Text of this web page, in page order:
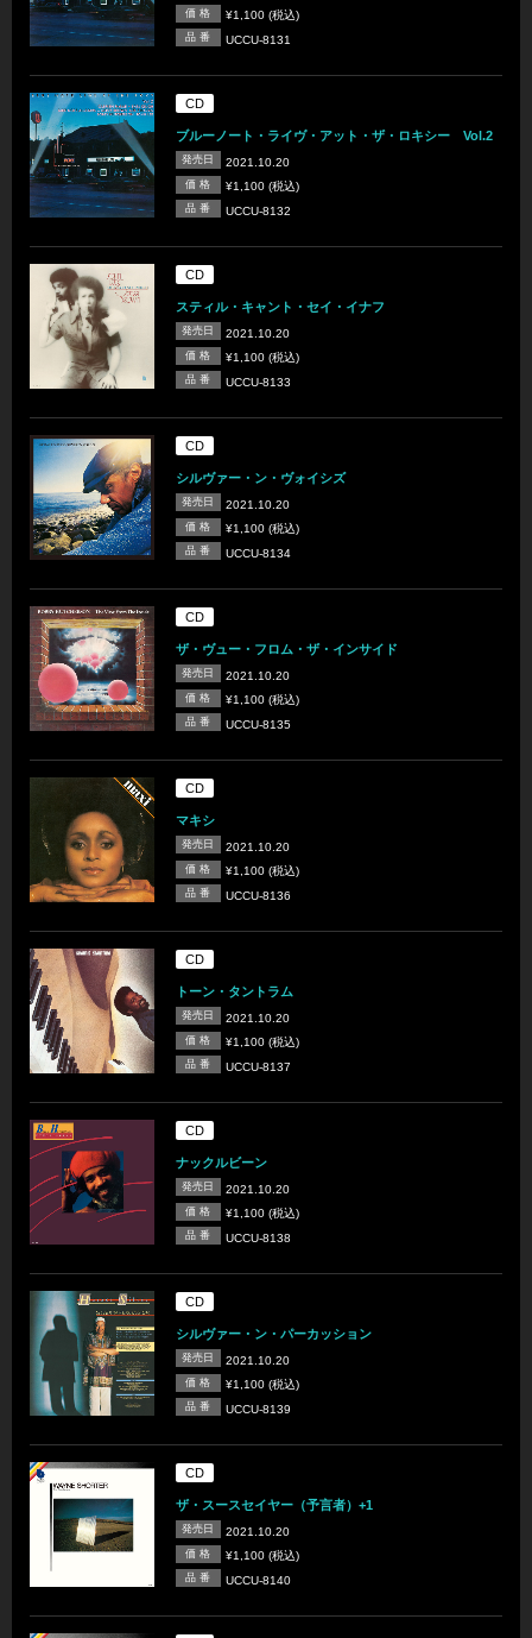
価 格 ¥1,100 (税込)
品 番 UCCU-8131
CD
ブルーノート・ライヴ・アット・ザ・ロキシー Vol.2
発売日 2021.10.20
価 格 ¥1,100 (税込)
品 番 UCCU-8132
CD
スティル・キャント・セイ・イナフ
発売日 2021.10.20
価 格 ¥1,100 (税込)
品 番 UCCU-8133
CD
シルヴァー・ン・ヴォイシズ
発売日 2021.10.20
価 格 ¥1,100 (税込)
品 番 UCCU-8134
CD
ザ・ヴュー・フロム・ザ・インサイド
発売日 2021.10.20
価 格 ¥1,100 (税込)
品 番 UCCU-8135
CD
マキシ
発売日 2021.10.20
価 格 ¥1,100 (税込)
品 番 UCCU-8136
CD
トーン・タントラム
発売日 2021.10.20
価 格 ¥1,100 (税込)
品 番 UCCU-8137
CD
ナックルビーン
発売日 2021.10.20
価 格 ¥1,100 (税込)
品 番 UCCU-8138
CD
シルヴァー・ン・パーカッション
発売日 2021.10.20
価 格 ¥1,100 (税込)
品 番 UCCU-8139
CD
ザ・スースセイヤー（予言者）+1
発売日 2021.10.20
価 格 ¥1,100 (税込)
品 番 UCCU-8140